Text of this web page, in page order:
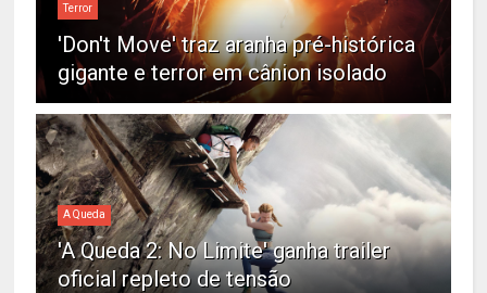
Terror
'Don't Move' traz aranha pré-histórica
gigante e terror em cânion isolado
A Queda
'A Queda 2: No Limite' ganha trailer
oficial repleto de tensão